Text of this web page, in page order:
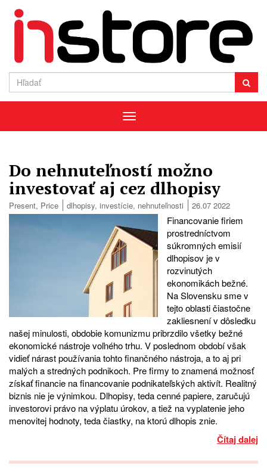
Menu
Do nehnuteľností možno
investovať aj cez dlhopisy
Present, Price dlhopisy, investície, nehnuteľnosti 26.07 2022
Financovanie firiem
prostredníctvom
súkromných emisií
dlhopisov je v
rozvinutých
ekonomikách bežné.
Na Slovensku sme v
tejto oblasti čiastočne
zakliesnení v dôsledku
našej minulosti, obdobie komunizmu pribrzdilo všetky bežné
ekonomické nástroje voľného trhu. V poslednom období však
vidieť nárast používania tohto finančného nástroja, a to aj pri
malých a stredných podnikoch. Pre firmy to znamená možnosť
získať financie na financovanie podnikateľských aktivít. Realitný
biznis nie je výnimkou. Dlhopisy, teda cenné papiere, zaručujú
investorovi právo na výplatu úrokov, a tiež na vyplatenie jeho
menovitej hodnoty, teda čiastky, na ktorú dlhopis znie.
Čítaj dalej